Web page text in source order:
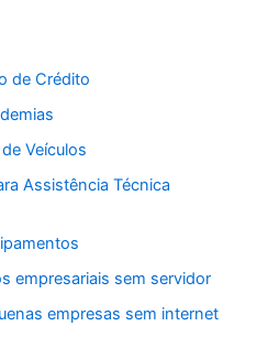
de Crédito
Veículos
Assistência Técnica
empresariais sem servidor
empresas sem internet